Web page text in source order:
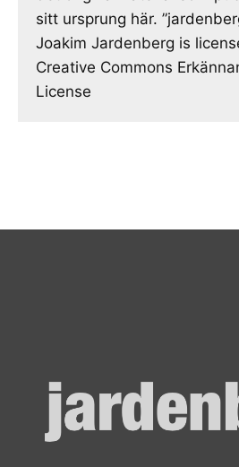
sitt ursprung här.
Joakim Jardenberg is
Creative Commons
License